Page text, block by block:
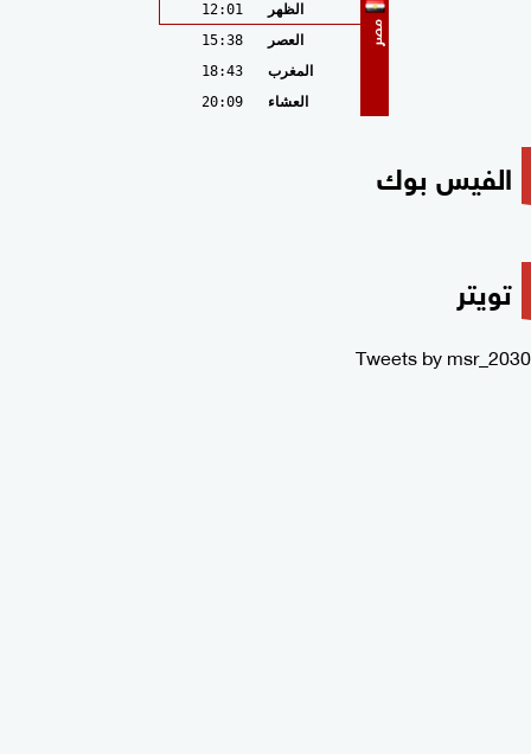
مصر
الظهر
12:01
العصر
15:38
المغرب
18:43
العشاء
20:09
الفيس بوك
تويتر
Tweets by msr_2030